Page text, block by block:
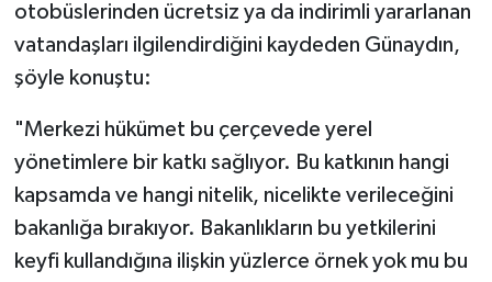
otobüslerinden ücretsiz ya da indirimli yararlanan
vatandaşları ilgilendirdiğini kaydeden Günaydın,
şöyle konuştu:
"Merkezi hükümet bu çerçevede yerel
yönetimlere bir katkı sağlıyor. Bu katkının hangi
kapsamda ve hangi nitelik, nicelikte verileceğini
bakanlığa bırakıyor. Bakanlıkların bu yetkilerini
keyfi kullandığına ilişkin yüzlerce örnek yok mu bu